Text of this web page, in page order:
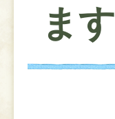
ます